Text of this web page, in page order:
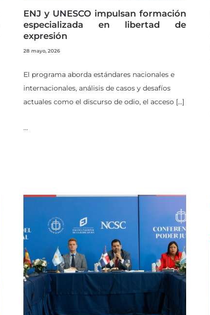
ENJ y UNESCO impulsan formación
especializada en libertad de
expresión
28 mayo, 2026
El programa aborda estándares nacionales e
internacionales, análisis de casos y desafíos
actuales como el discurso de odio, el acceso […]
…